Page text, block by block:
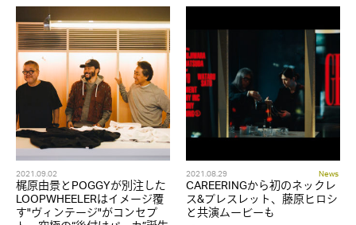
2021.09.02
梶原由景とPOGGYが別注した
LOOPWHEELERはイメージ覆
す"ヴィンテージ"がコンセプ
2021.08.29 News
CAREERINGから初のネックレ
ス&ブレスレット、藤原ヒロシ
と共演ムービーも